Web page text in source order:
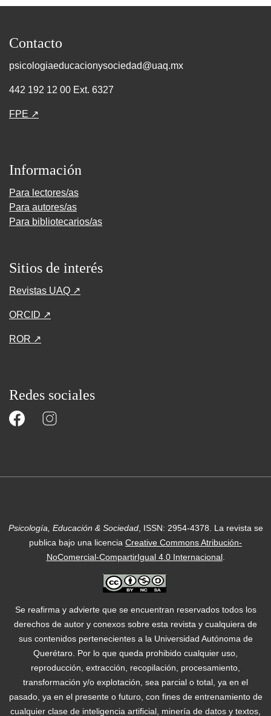
Contacto
psicologiaeducacionysociedad@uaq.mx
442 192 12 00 Ext. 6327
FPE ↗
Información
Para lectores/as
Para autores/as
Para bibliotecarios/as
Sitios de interés
Revistas UAQ ↗
ORCID ↗
ROR ↗
Redes sociales
Psicología, Educación & Sociedad, ISSN: 2954-4378. La revista se
publica bajo una licencia Creative Commons Atribución-
NoComercial-CompartirIgual 4.0 Internacional.
Se reafirma y advierte que se encuentran reservados todos los
derechos de autor y conexos sobre esta revista y cualquiera de
sus contenidos pertenecientes a la Universidad Autónoma de
Querétaro. Por lo que queda prohibido cualquier uso,
reproducción, extracción, recopilación, procesamiento,
transformación y/o explotación, sea parcial o total, ya en el
pasado, ya en el presente o futuro, con fines de entrenamiento de
cualquier clase de inteligencia artificial, minería de datos y textos,